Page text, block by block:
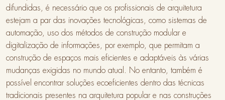
difundidas, é necessário que os profissionais de arquitetura
estejam a par das inovações tecnológicas, como sistemas de
automação, uso dos métodos de construção modular e
digitalização de informações, por exemplo, que permitam a
construção de espaços mais eficientes e adaptáveis às várias
mudanças exigidas no mundo atual. No entanto, também é
possível encontrar soluções ecoeficientes dentro das técnicas
tradicionais presentes na arquitetura popular e nas construções